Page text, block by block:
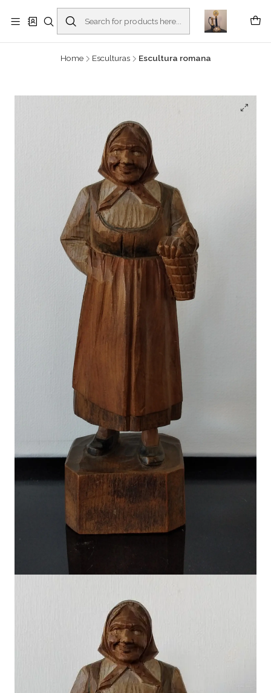
Buscantiguidades - Leilões. Colecionismo e antiguidades em Viana do
Castelo -
Read more
Home Esculturas Escultura romana